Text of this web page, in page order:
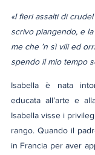
«I fieri assalti di
scrivo piangendo, e
me che ’n sì vili ed
spendo il mio tempo
Isabella è nata
educata all’arte e
Isabella visse i
rango. Quando il
in Francia per aver